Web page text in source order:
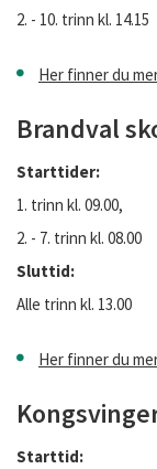
2. - 10. trinn kl. 14.15
Her finner du
Brandval
Starttider:
1. trinn kl. 09.00,
2. - 7. trinn kl. 08.00
Sluttid:
Alle trinn kl. 13.00
Her finner du
Starttid: